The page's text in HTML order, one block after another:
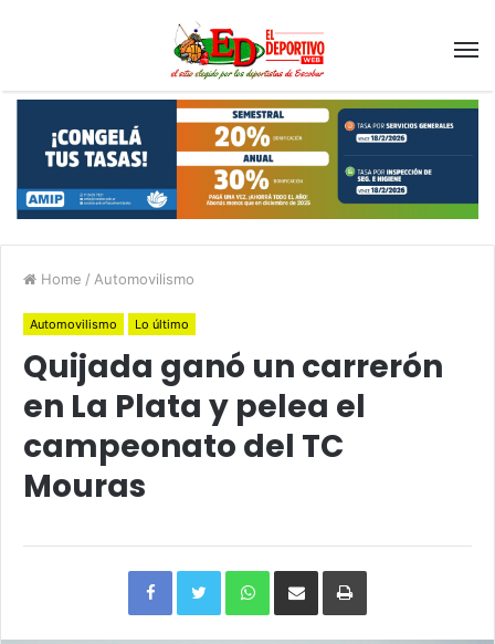
Home / Automovilismo
Automovilismo Lo último
Quijada ganó un carrerón
en La Plata y pelea el
campeonato del TC
Mouras
FacebookTwitterWhatsAppCompartirImprimir